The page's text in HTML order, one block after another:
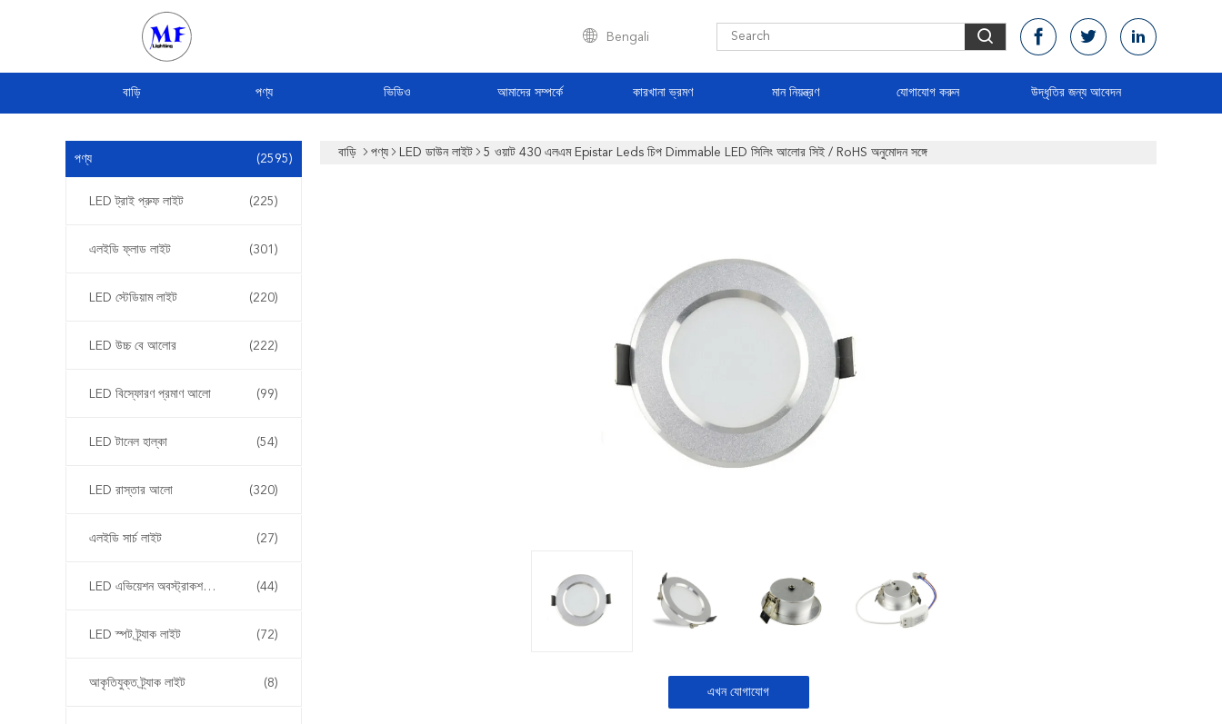
Bengali
বাড়ি পণ্য ভিডিও আমাদের সম্পর্কে কারখানা ভ্রমণ মান নিয়ন্ত্রণ যোগাযোগ করুন উদ্ধৃতির জন্য আবেদন
পণ্য (2595)
LED ট্রাই প্রুফ লাইট (225)
এলইডি ফ্লাড লাইট (301)
LED স্টেডিয়াম লাইট (220)
LED উচ্চ বে আলোর (222)
LED বিস্ফোরণ প্রমাণ আলো (99)
LED টানেল হাল্কা (54)
LED রাস্তার আলো (320)
এলইডি সার্চ লাইট (27)
LED এভিয়েশন অবস্ট্রাকশন লাইট (44)
LED স্পট ট্র্যাক লাইট (72)
আকৃতিযুক্ত ট্র্যাক লাইট (8)
বাড়ি পণ্য LED ডাউন লাইট 5 ওয়াট 430 এলএম Epistar Leds চিপ Dimmable LED সিলিং আলোর সিই / RoHS অনুমোদন সঙ্গে
এখন যোগাযোগ